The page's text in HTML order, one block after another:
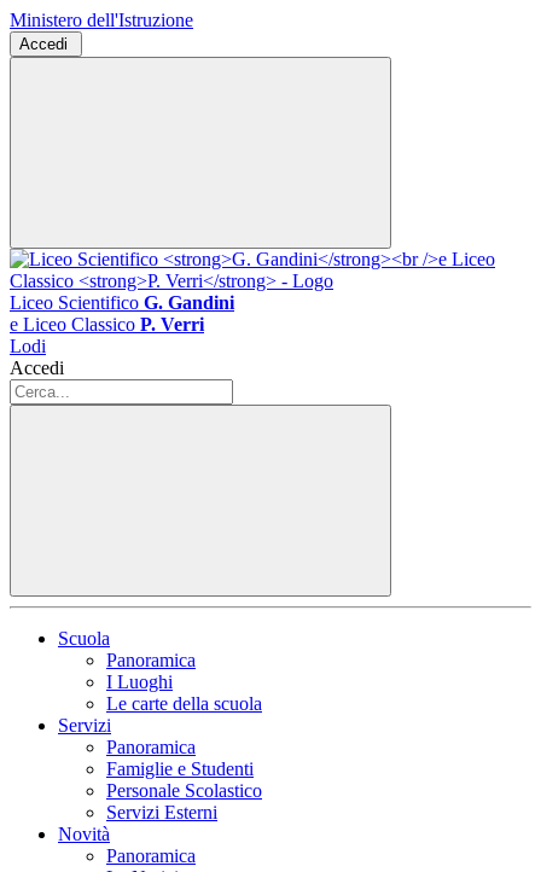
Ministero dell'Istruzione
Accedi
Liceo Scientifico G. Gandini
e Liceo Classico P. Verri
Lodi
Accedi
Scuola
Panoramica
I Luoghi
Le carte della scuola
Servizi
Panoramica
Famiglie e Studenti
Personale Scolastico
Servizi Esterni
Novità
Panoramica